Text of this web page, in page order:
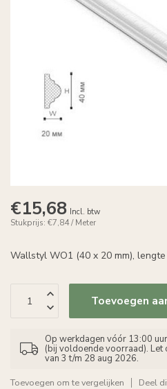
€15,68 Incl. btw
Stukprijs: €7,84 / Meter
Wallstyl WO1 (40 x 20 mm), lengte
Toevoegen
Op werkdagen vóór 13:00
(bij voldoende voorraad). Let
van 3 t/m 28 aug 2026.
Toevoegen om te vergelijken Deel